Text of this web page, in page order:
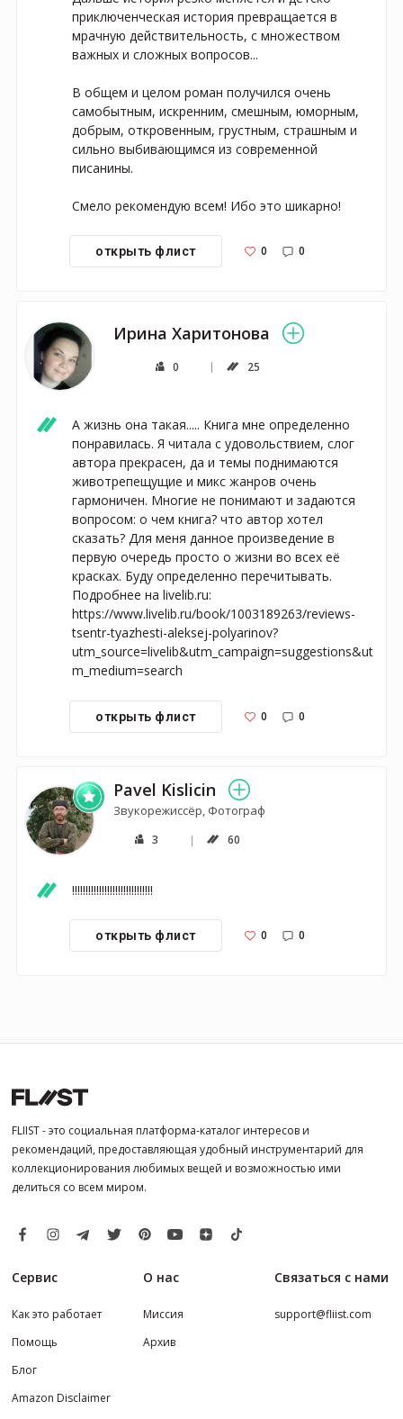
приключенческая история превращается в
мрачную действительность, с множеством
важных и сложных вопросов...
В общем и целом роман получился очень
самобытным, искренним, смешным, юморным,
добрым, откровенным, грустным, страшным и
сильно выбивающимся из современной
писанины.
Смело рекомендую всем! Ибо это шикарно!
открыть флист 0 0
Ирина Харитонова
0 25
А жизнь она такая..... Книга мне определенно
понравилась. Я читала с удовольствием, слог
автора прекрасен, да и темы поднимаются
животрепещущие и микс жанров очень
гармоничен. Многие не понимают и задаются
вопросом: о чем книга? что автор хотел
сказать? Для меня данное произведение в
первую очередь просто о жизни во всех её
красках. Буду определенно перечитывать.
Подробнее на livelib.ru:
https://www.livelib.ru/book/1003189263/reviews-
tsentr-tyazhesti-aleksej-polyarinov?
utm_source=livelib&utm_campaign=suggestions&ut
m_medium=search
открыть флист 0 0
Pavel Kislicin
Звукорежиссёр, Фотограф
3 60
!!!!!!!!!!!!!!!!!!!!!!!!!!!!!!
открыть флист 0 0
FLIIST - это социальная платформа-каталог интересов и
рекомендаций, предоставляющая удобный инструментарий для
коллекционирования любимых вещей и возможностью ими
делиться со всем миром.
Сервис
Как это работает
Помощь
Блог
Amazon Disclaimer
О нас
Миссия
Архив
Связаться с нами
support@fliist.com